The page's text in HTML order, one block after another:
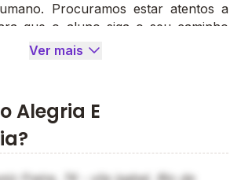
Procuramos estar atentos a
que o aluno siga o seu caminho
novas conquistas, seguro de suas
oferecendo ensino de
o desenvolvimento
físico e social, construindo
humana, respeito e amor ao
Ver mais
Alegria E